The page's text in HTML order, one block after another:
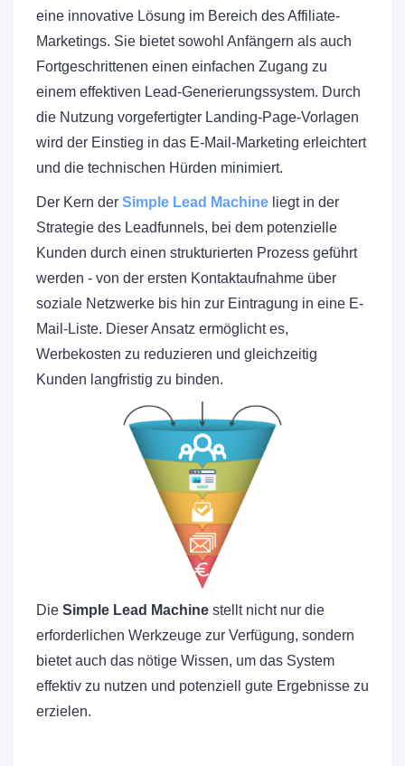
eine innovative Lösung im Bereich des Affiliate-
Marketings. Sie bietet sowohl Anfängern als auch
Fortgeschrittenen einen einfachen Zugang zu
einem effektiven Lead-Generierungssystem. Durch
die Nutzung vorgefertigter Landing-Page-Vorlagen
wird der Einstieg in das E-Mail-Marketing erleichtert
und die technischen Hürden minimiert.
Der Kern der Simple Lead Machine liegt in der
Strategie des Leadfunnels, bei dem potenzielle
Kunden durch einen strukturierten Prozess geführt
werden - von der ersten Kontaktaufnahme über
soziale Netzwerke bis hin zur Eintragung in eine E-
Mail-Liste. Dieser Ansatz ermöglicht es,
Werbekosten zu reduzieren und gleichzeitig
Kunden langfristig zu binden.
Die Simple Lead Machine stellt nicht nur die
erforderlichen Werkzeuge zur Verfügung, sondern
bietet auch das nötige Wissen, um das System
effektiv zu nutzen und potenziell gute Ergebnisse zu
erzielen.